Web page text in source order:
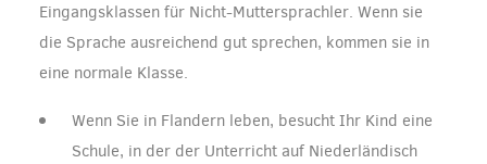
Eingangsklassen für Nicht-Muttersprachler. Wenn sie
die Sprache ausreichend gut sprechen, kommen sie in
eine normale Klasse.
Wenn Sie in Flandern leben, besucht Ihr Kind eine
Schule, in der der Unterricht auf Niederländisch